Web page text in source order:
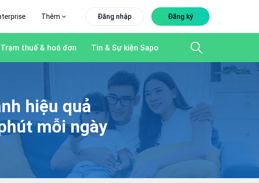
Thêm Đăng nhập Đăng ký
Trạm thuế & hoá đơn Tin & Sự kiện Sapo
hiệu quả
mỗi ngày